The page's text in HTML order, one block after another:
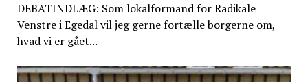
DEBATINDLÆG: Som lokalformand for Radikale
Venstre i Egedal vil jeg gerne fortælle borgerne om,
hvad vi er gået...